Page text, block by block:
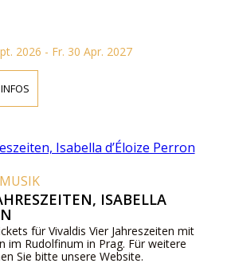
2026 - Fr. 30 Apr. 2027
ISABELLA
für Vivaldis Vier Jahreszeiten mit
im Rudolfinum in Prag. Für weitere
Sie bitte unsere Website.